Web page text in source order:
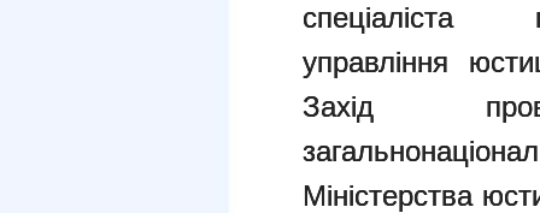
спеціаліста
управління
Захід
Міністерства